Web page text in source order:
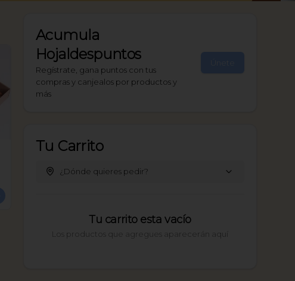
Acumula
Hojaldespuntos
Regístrate, gana puntos con tus
compras y canjealos por productos y
más
Únete
Tu Carrito
¿Dónde quieres pedir?
Tu carrito esta vacío
Los productos que agregues aparecerán aquí